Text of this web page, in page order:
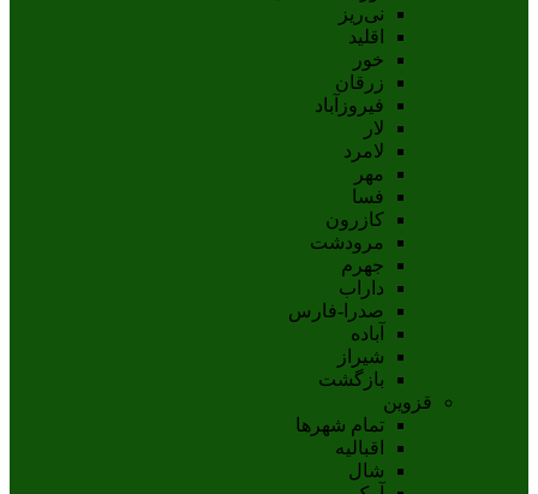
نی‌ریز
اقلید
خور
زرقان
فیروزآباد
لار
لامرد
مهر
فسا
کازرون
مرودشت
جهرم
داراب
صدرا-فارس
آباده
شيراز
بازگشت
قزوین
تمام شهر‌ها
اقبالیه
شال